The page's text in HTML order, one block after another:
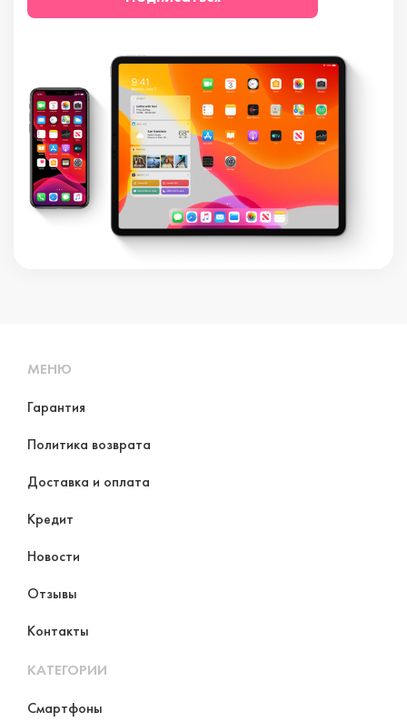
МЕНЮ
Гарантия
Политика возврата
Доставка и оплата
Кредит
Новости
Отзывы
Контакты
КАТЕГОРИИ
Смартфоны